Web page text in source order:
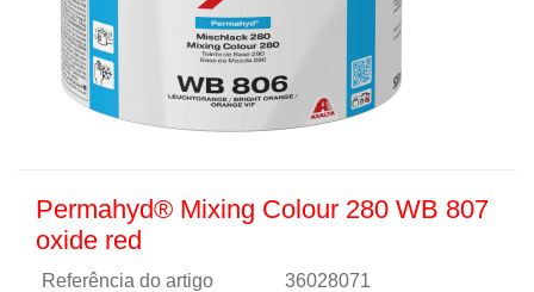
Permahyd® Mixing Colour 280 WB 807
oxide red
Referência do artigo 36028071